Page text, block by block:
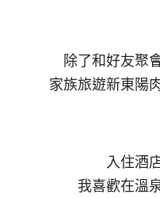
除了和好友聚
家族旅遊新東陽
入住酒
我喜歡在溫